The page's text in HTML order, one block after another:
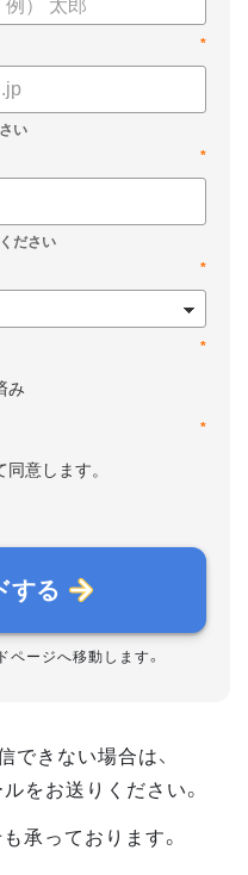
*
*
*
*
み
*
意します。
する
ページへ移動します。
きない場合は、
をお送りください。
承っております。